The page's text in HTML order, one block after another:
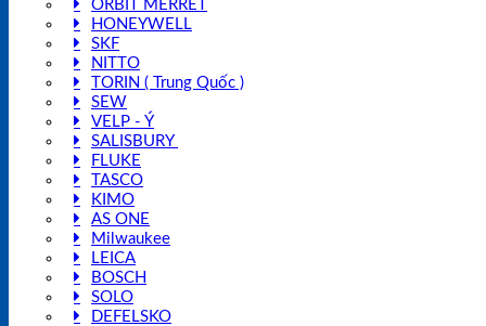
ORBIT MERRET
HONEYWELL
SKF
NITTO
TORIN ( Trung Quốc )
SEW
VELP - Ý
SALISBURY
FLUKE
TASCO
KIMO
AS ONE
Milwaukee
LEICA
BOSCH
SOLO
DEFELSKO